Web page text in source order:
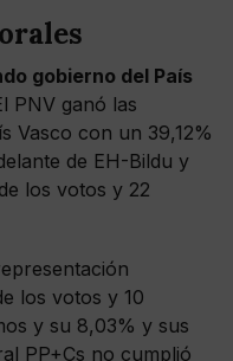
gobierno del País
PNV ganó las
Vasco con un 39,12%
de EH-Bildu y
los votos y 22
los votos y 10
y su 8,03% y sus
PP+Cs no cumplió